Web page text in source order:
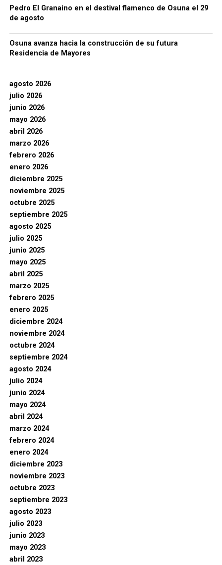
Pedro El Granaino en el destival flamenco de Osuna el 29
de agosto
Osuna avanza hacia la construcción de su futura
Residencia de Mayores
agosto 2026
julio 2026
junio 2026
mayo 2026
abril 2026
marzo 2026
febrero 2026
enero 2026
diciembre 2025
noviembre 2025
octubre 2025
septiembre 2025
agosto 2025
julio 2025
junio 2025
mayo 2025
abril 2025
marzo 2025
febrero 2025
enero 2025
diciembre 2024
noviembre 2024
octubre 2024
septiembre 2024
agosto 2024
julio 2024
junio 2024
mayo 2024
abril 2024
marzo 2024
febrero 2024
enero 2024
diciembre 2023
noviembre 2023
octubre 2023
septiembre 2023
agosto 2023
julio 2023
junio 2023
mayo 2023
abril 2023